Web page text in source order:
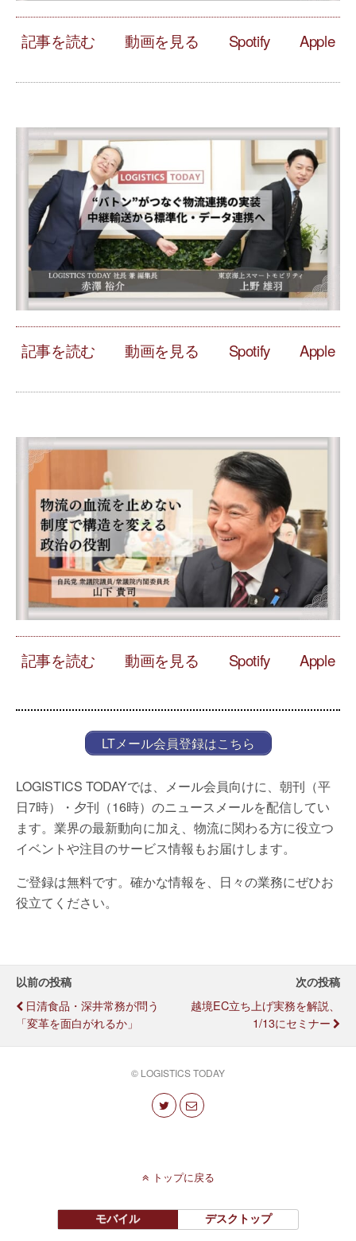
記事を読む 動画を見る Spotify Apple
記事を読む 動画を見る Spotify Apple
記事を読む 動画を見る Spotify Apple
LTメール会員登録はこちら
LOGISTICS TODAYでは、メール会員向けに、朝刊（平
日7時）・夕刊（16時）のニュースメールを配信してい
ます。業界の最新動向に加え、物流に関わる方に役立つ
イベントや注目のサービス情報もお届けします。
ご登録は無料です。確かな情報を、日々の業務にぜひお
役立てください。
以前の投稿
日清食品・深井常務が問う
「変革を面白がれるか」
次の投稿
越境EC立ち上げ実務を解説、
1/13にセミナー
© LOGISTICS TODAY
トップに戻る
モバイル デスクトップ